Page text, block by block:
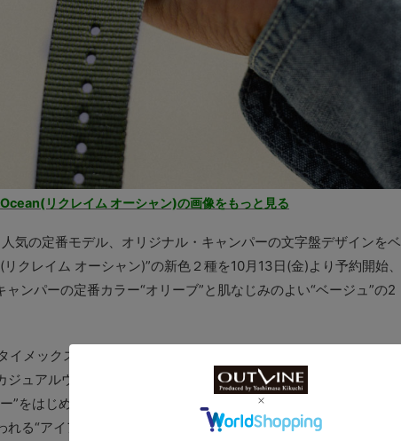
リクレイム オーシャン)の画像をもっと見る
気の定番モデル、オリジナル・キャンパーの文字盤デザインをベ
クレイム オーシャン)”の新色２種を10月13日(金)より予約開始、
ンパーの定番カラー“オリーブ”と肌なじみのよい“ベージュ”の2
メックスは、1854年アメリカ合衆国コネチカット州ウォーター
ジュアルウォッチブランド。20年間で4000万本を販売した1890
”をはじめ、世界初の“ミッキーマウス ウォッチ”(1933年)、スポ
る“アイアンマンウォッチ”(1986年)、世界初の文字盤全面発光